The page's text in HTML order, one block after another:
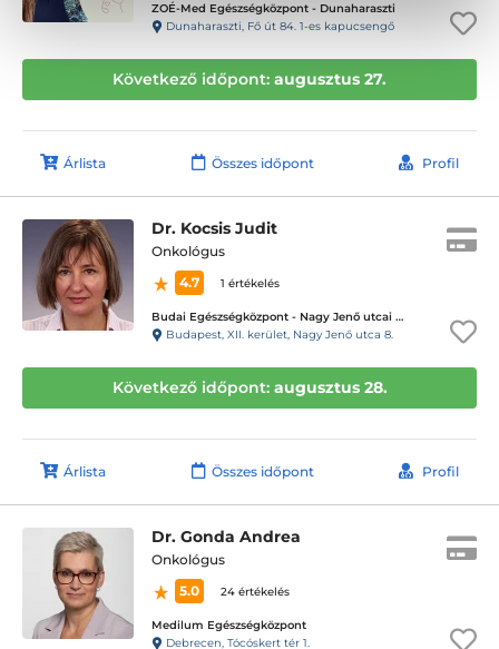
ZOÉ-Med Egészségközpont - Dunaharaszti
Dunaharaszti, Fő út 84. 1-es kapucsengő
Következő időpont: augusztus 27.
Árlista Összes időpont Profil
Dr. Kocsis Judit
Onkológus
4.7
1 értékelés
Budai Egészségközpont - Nagy Jenő utcai magánrendelők
Budapest, XII. kerület, Nagy Jenő utca 8.
Következő időpont: augusztus 28.
Árlista Összes időpont Profil
Dr. Gonda Andrea
Onkológus
5.0
24 értékelés
Medilum Egészségközpont
Debrecen, Tócóskert tér 1.